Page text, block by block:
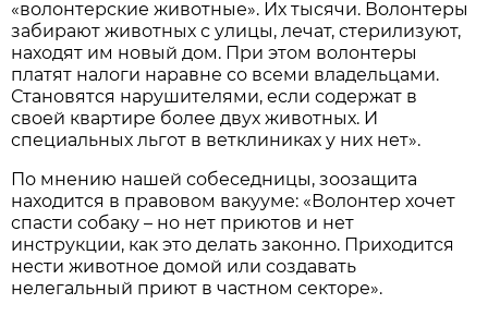
«волонтерские животные». Их тысячи. Волонтеры
забирают животных с улицы, лечат, стерилизуют,
находят им новый дом. При этом волонтеры
платят налоги наравне со всеми владельцами.
Становятся нарушителями, если содержат в
своей квартире более двух животных. И
специальных льгот в ветклиниках у них нет».
По мнению нашей собеседницы, зоозащита
находится в правовом вакууме: «Волонтер хочет
спасти собаку – но нет приютов и нет
инструкции, как это делать законно. Приходится
нести животное домой или создавать
нелегальный приют в частном секторе».